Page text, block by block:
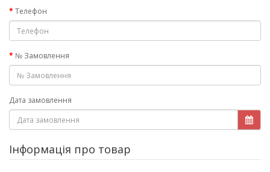
Телефон
№ Замовлення
Дата замовлення
Інформація про товар